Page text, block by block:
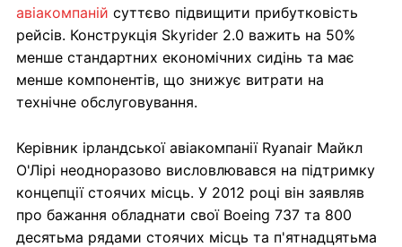
авіакомпаній суттєво підвищити прибутковість
рейсів. Конструкція Skyrider 2.0 важить на 50%
менше стандартних економічних сидінь та має
менше компонентів, що знижує витрати на
технічне обслуговування.
Керівник ірландської авіакомпанії Ryanair Майкл
О'Лірі неодноразово висловлювався на підтримку
концепції стоячих місць. У 2012 році він заявляв
про бажання обладнати свої Boeing 737 та 800
десятьма рядами стоячих місць та п'ятнадцятьма